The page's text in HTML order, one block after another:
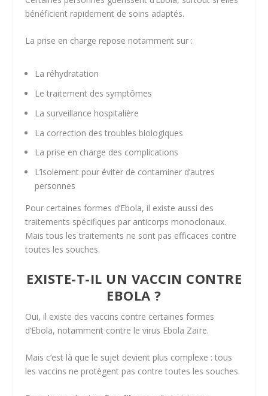
bénéficient rapidement de soins adaptés.
La prise en charge repose notamment sur :
La réhydratation
Le traitement des symptômes
La surveillance hospitalière
La correction des troubles biologiques
La prise en charge des complications
L’isolement pour éviter de contaminer d’autres
personnes
Pour certaines formes d’Ebola, il existe aussi des
traitements spécifiques par anticorps monoclonaux.
Mais tous les traitements ne sont pas efficaces contre
toutes les souches.
EXISTE-T-IL UN VACCIN CONTRE
EBOLA ?
Oui, il existe des vaccins contre certaines formes
d’Ebola, notamment contre le virus Ebola Zaïre.
Mais c’est là que le sujet devient plus complexe : tous
les vaccins ne protègent pas contre toutes les souches.